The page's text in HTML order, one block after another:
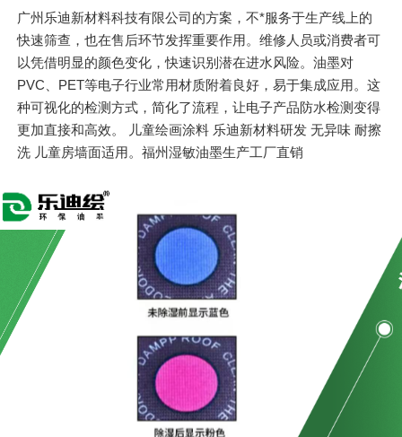
广州乐迪新材料科技有限公司的方案，不*服务于生产线上的
快速筛查，也在售后环节发挥重要作用。维修人员或消费者可
以凭借明显的颜色变化，快速识别潜在进水风险。油墨对
PVC、PET等电子行业常用材质附着良好，易于集成应用。这
种可视化的检测方式，简化了流程，让电子产品防水检测变得
更加直接和高效。 儿童绘画涂料 乐迪新材料研发 无异味 耐擦
洗 儿童房墙面适用。福州湿敏油墨生产工厂直销